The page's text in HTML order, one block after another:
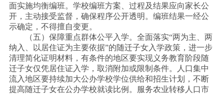
面实施均衡编班。学校编班方案、过程及结果应向家长公
开，主动接受监督，确保程序公开透明。编班结果一经公
示确定，不得擅自变更。
（五）保障重点群体公平入学。全面落实“两为主、两
纳入、以居住证为主要依据”的随迁子女入学政策，进一步
清理简化证明材料，有条件的地区要实现义务教育阶段随
迁子女仅凭居住证入学，取消附加或限制条件。人口集中
流入地区要持续加大公办学校学位供给和招生计划，不断
提高随迁子女在公办学校就读比例。服务农业转移人口市